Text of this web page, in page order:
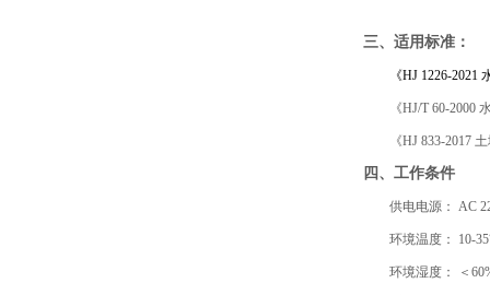
三、适用标准：
《HJ 1226-
《HJ/T 60-2000
《HJ 833-2017
四、工作条件
供电电源： AC
环境温度： 10-
环境湿度： ＜